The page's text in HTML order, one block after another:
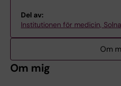
Del av:
Institutionen för medicin, Solna
Om
Om mig